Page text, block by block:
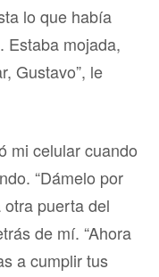
lo que había
Estaba mojada,
Gustavo”, le
mi celular cuando
“Dámelo por
otra puerta del
de mí. “Ahora
a cumplir tus